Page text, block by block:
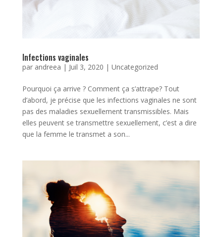
Infections vaginales
par andreea | Juil 3, 2020 | Uncategorized
Pourquoi ça arrive ? Comment ça s’attrape? Tout
d’abord, je précise que les infections vaginales ne sont
pas des maladies sexuellement transmissibles. Mais
elles peuvent se transmettre sexuellement, c’est a dire
que la femme le transmet a son...